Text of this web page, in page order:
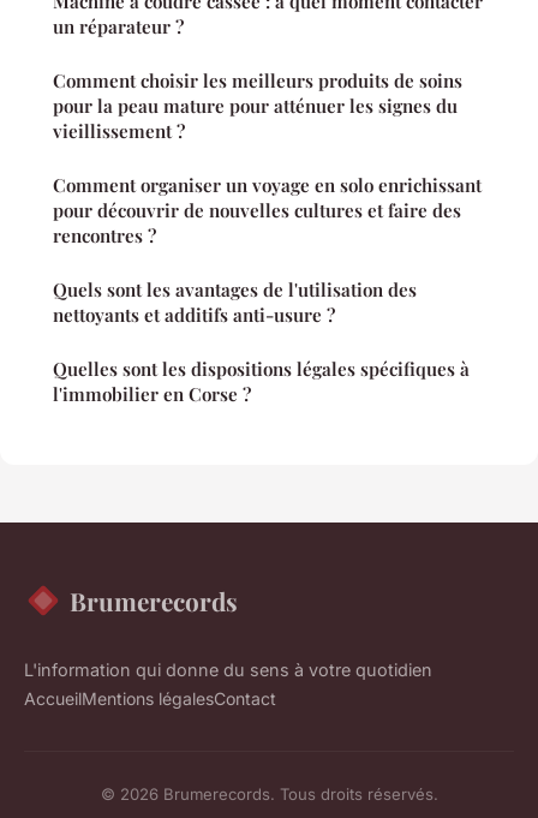
un réparateur ?
Comment choisir les meilleurs produits de soins
pour la peau mature pour atténuer les signes du
vieillissement ?
Comment organiser un voyage en solo enrichissant
pour découvrir de nouvelles cultures et faire des
rencontres ?
Quels sont les avantages de l'utilisation des
nettoyants et additifs anti-usure ?
Quelles sont les dispositions légales spécifiques à
l'immobilier en Corse ?
Brumerecords
L'information qui donne du sens à votre quotidien
AccueilMentions légalesContact
© 2026 Brumerecords. Tous droits réservés.